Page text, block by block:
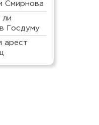
Смирнова
ли
Госдуму
арест